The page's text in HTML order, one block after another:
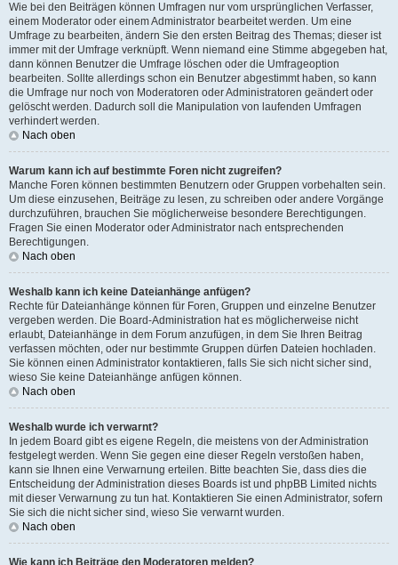
Wie bei den Beiträgen können Umfragen nur vom ursprünglichen Verfasser,
einem Moderator oder einem Administrator bearbeitet werden. Um eine
Umfrage zu bearbeiten, ändern Sie den ersten Beitrag des Themas; dieser ist
immer mit der Umfrage verknüpft. Wenn niemand eine Stimme abgegeben hat,
dann können Benutzer die Umfrage löschen oder die Umfrageoption
bearbeiten. Sollte allerdings schon ein Benutzer abgestimmt haben, so kann
die Umfrage nur noch von Moderatoren oder Administratoren geändert oder
gelöscht werden. Dadurch soll die Manipulation von laufenden Umfragen
verhindert werden.
Nach oben
Warum kann ich auf bestimmte Foren nicht zugreifen?
Manche Foren können bestimmten Benutzern oder Gruppen vorbehalten sein.
Um diese einzusehen, Beiträge zu lesen, zu schreiben oder andere Vorgänge
durchzuführen, brauchen Sie möglicherweise besondere Berechtigungen.
Fragen Sie einen Moderator oder Administrator nach entsprechenden
Berechtigungen.
Nach oben
Weshalb kann ich keine Dateianhänge anfügen?
Rechte für Dateianhänge können für Foren, Gruppen und einzelne Benutzer
vergeben werden. Die Board-Administration hat es möglicherweise nicht
erlaubt, Dateianhänge in dem Forum anzufügen, in dem Sie Ihren Beitrag
verfassen möchten, oder nur bestimmte Gruppen dürfen Dateien hochladen.
Sie können einen Administrator kontaktieren, falls Sie sich nicht sicher sind,
wieso Sie keine Dateianhänge anfügen können.
Nach oben
Weshalb wurde ich verwarnt?
In jedem Board gibt es eigene Regeln, die meistens von der Administration
festgelegt werden. Wenn Sie gegen eine dieser Regeln verstoßen haben,
kann sie Ihnen eine Verwarnung erteilen. Bitte beachten Sie, dass dies die
Entscheidung der Administration dieses Boards ist und phpBB Limited nichts
mit dieser Verwarnung zu tun hat. Kontaktieren Sie einen Administrator, sofern
Sie sich die nicht sicher sind, wieso Sie verwarnt wurden.
Nach oben
Wie kann ich Beiträge den Moderatoren melden?